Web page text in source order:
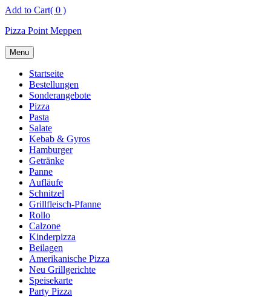
Skip
content
Add to Cart( 0 )
Pizza Point Meppen
Menu
Startseite
Bestellungen
Sonderangebote
Pizza
Pasta
Salate
Kebab & Gyros
Hamburger
Getränke
Panne
Aufläufe
Schnitzel
Grillfleisch-Pfanne
Rollo
Calzone
Kinderpizza
Beilagen
Amerikanische Pizza
Neu Grillgerichte
Speisekarte
Party Pizza